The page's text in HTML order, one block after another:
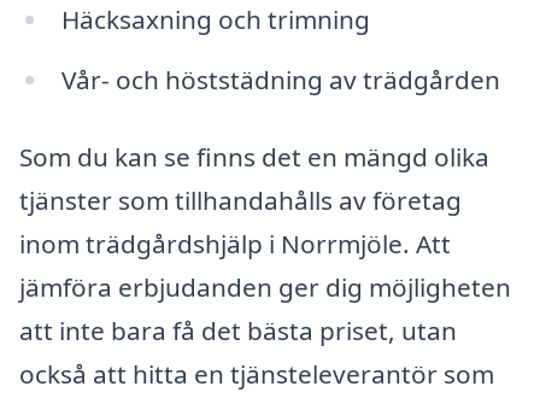
Häcksaxning och trimning
Vår- och höststädning av trädgården
Som du kan se finns det en mängd olika
tjänster som tillhandahålls av företag
inom trädgårdshjälp i Norrmjöle. Att
jämföra erbjudanden ger dig möjligheten
att inte bara få det bästa priset, utan
också att hitta en tjänsteleverantör som